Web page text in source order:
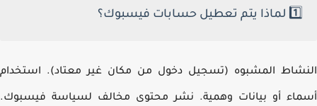
1️⃣ لماذا يتم تعطيل حسابات فيسبوك؟
المشبوه (تسجيل دخول من مكان غير معتاد). استخدام
أو بيانات وهمية. نشر محتوى مخالف لسياسة فيسبوك.